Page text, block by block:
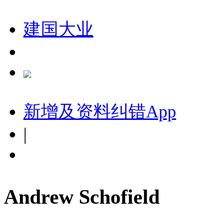
建国大业
新增及资料纠错App
|
Andrew Schofield